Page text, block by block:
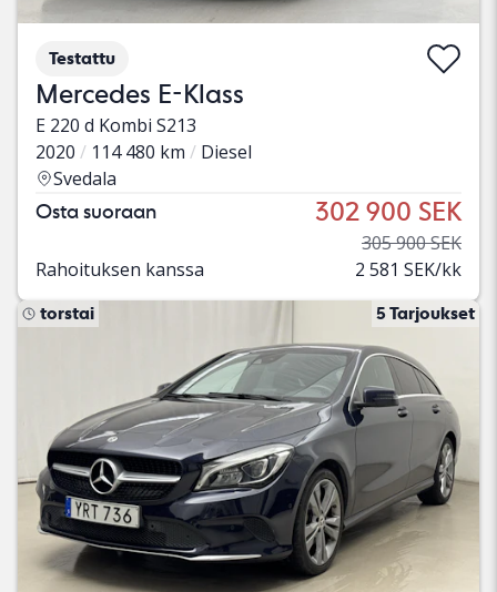
Testattu
Mercedes E-Klass
E 220 d Kombi S213
2020
114 480 km
Diesel
Svedala
Osta suoraan 302 900 SEK
305 900 SEK
Rahoituksen kanssa
2 581 SEK/kk
torstai 5 Tarjoukset